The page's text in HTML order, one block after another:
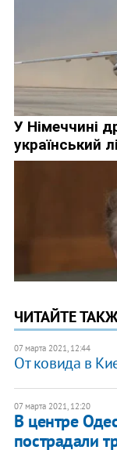
ЧИТАЙТЕ
07 марта 2021, 12:44
От ковида в
07 марта 2021, 12:20
В центре
пострадали